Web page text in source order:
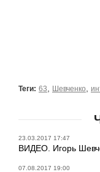
Теги: 63 Шевченко
23.03.2017 17:47
ВИДЕО. Игорь
07.08.2017 19:00